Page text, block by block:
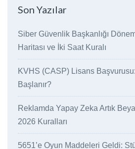
Son Yazılar
Siber Güvenlik Başkanlığı
Haritası ve İki Saat Kuralı
KVHS (CASP) Lisans
Başlanır?
Reklamda Yapay Zeka Artık
2026 Kuralları
5651’e Oyun Maddeleri Geldi: